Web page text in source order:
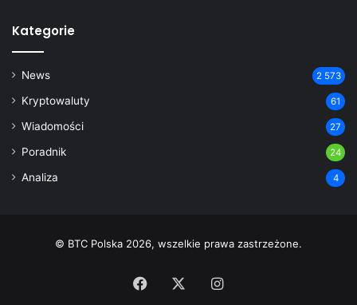
Kategorie
News 2 573
Kryptowaluty 61
Wiadomości 27
Poradnik 24
Analiza 4
© BTC Polska 2026, wszelkie prawa zastrzeżone.
Facebook Instagram